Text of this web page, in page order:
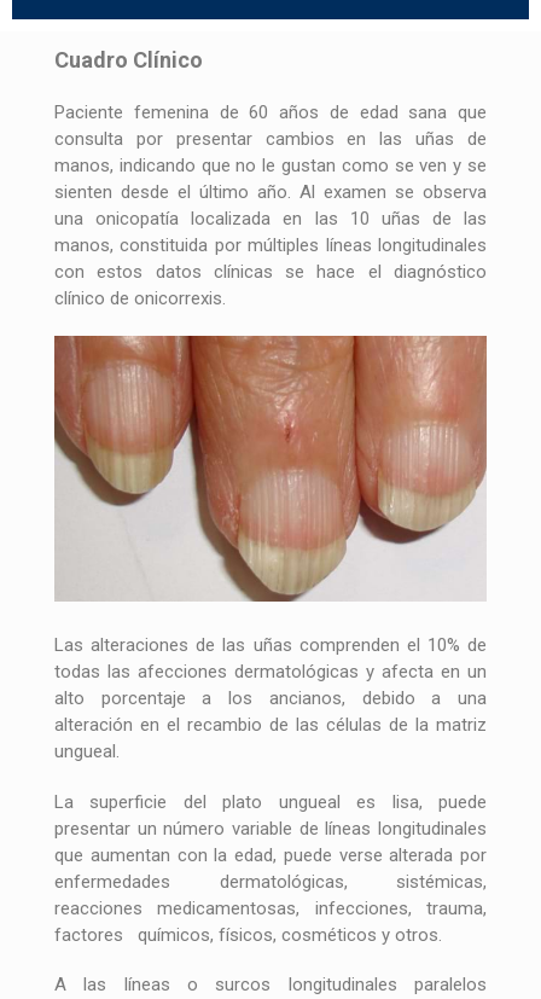
Cuadro Clínico
Paciente femenina de 60 años de edad sana que
consulta por presentar cambios en las uñas de
manos, indicando que no le gustan como se ven y se
sienten desde el último año. Al examen se observa
una onicopatía localizada en las 10 uñas de las
manos, constituida por múltiples líneas longitudinales
con estos datos clínicas se hace el diagnóstico
clínico de onicorrexis.
Las alteraciones de las uñas comprenden el 10% de
todas las afecciones dermatológicas y afecta en un
alto porcentaje a los ancianos, debido a una
alteración en el recambio de las células de la matriz
ungueal.
La superficie del plato ungueal es lisa, puede
presentar un número variable de líneas longitudinales
que aumentan con la edad, puede verse alterada por
enfermedades dermatológicas, sistémicas,
reacciones medicamentosas, infecciones, trauma,
factores químicos, físicos, cosméticos y otros.
A las líneas o surcos longitudinales paralelos